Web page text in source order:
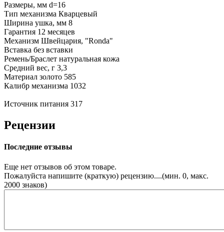
Размеры, мм d=16
Тип механизма Кварцевый
Ширина ушка, мм 8
Гарантия 12 месяцев
Механизм Швейцария, "Ronda"
Вставка без вставки
Ремень/Браслет натуральная кожа
Средний вес, г 3,3
Материал золото 585
Калибр механизма 1032
Источник питания 317
Рецензии
Последние отзывы
Еще нет отзывов об этом товаре.
Пожалуйста напишите (краткую) рецензию....(мин. 0, макс.
2000 знаков)